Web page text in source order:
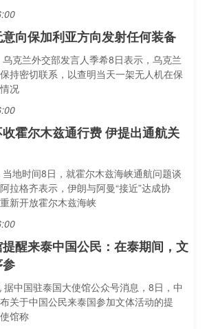
向保加利亚方向发射任何装备
克兰外交部发言人季希8日表示，乌克兰
持密切联系，以查明当天一架无人机在保
况
霍尔木兹通行费 伊提出通航关
地时间8日，就霍尔木兹海峡通航问题谈
拉格齐表示，伊朗与阿曼“接近”达成协
新开放霍尔木兹海峡
醒来泰中国公民：在泰期间，文
中国驻泰国大使馆公众号消息，8日，中
关于中国公民来泰国参加文体活动的提
馆称